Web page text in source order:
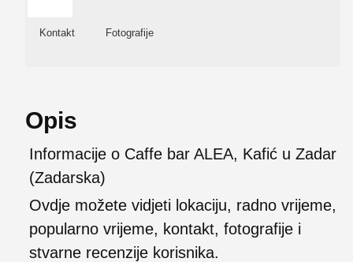
Kontakt Fotografije
Opis
Informacije o Caffe bar ALEA, Kafić u Zadar
(Zadarska)
Ovdje možete vidjeti lokaciju, radno vrijeme,
popularno vrijeme, kontakt, fotografije i
stvarne recenzije korisnika.